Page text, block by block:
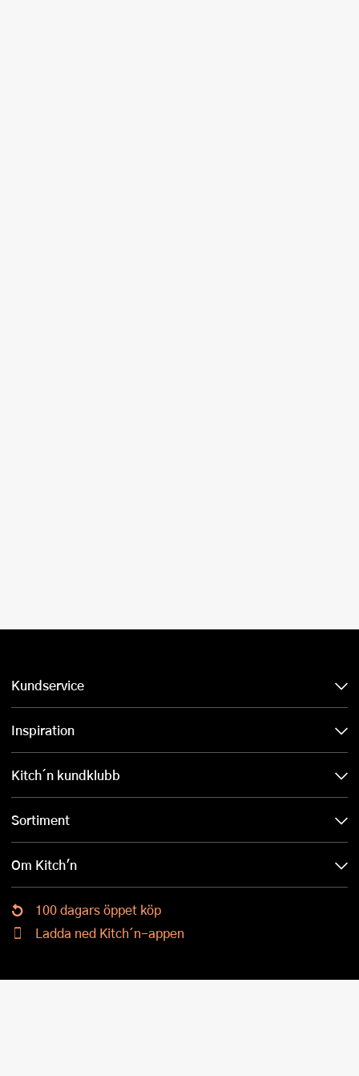
Kundservice
Inspiration
Kitch´n kundklubb
Sortiment
Om Kitch'n
100 dagars öppet köp
Ladda ned Kitch´n-appen